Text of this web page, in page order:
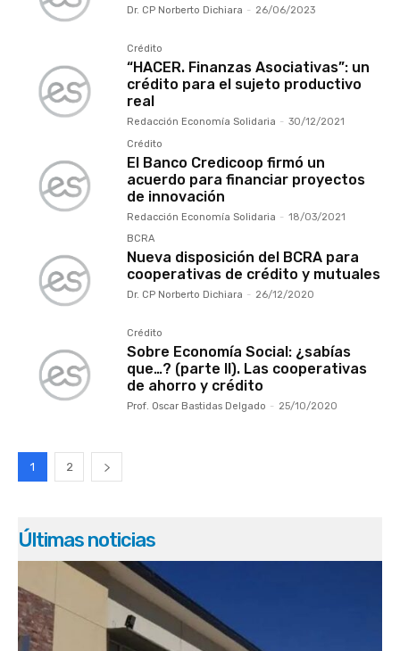
Dr. CP Norberto Dichiara - 26/06/2023
Crédito
“HACER. Finanzas Asociativas”: un
crédito para el sujeto productivo
real
Redacción Economía Solidaria - 30/12/2021
Crédito
El Banco Credicoop firmó un
acuerdo para financiar proyectos
de innovación
Redacción Economía Solidaria - 18/03/2021
BCRA
Nueva disposición del BCRA para
cooperativas de crédito y mutuales
Dr. CP Norberto Dichiara - 26/12/2020
Crédito
Sobre Economía Social: ¿sabías
que…? (parte II). Las cooperativas
de ahorro y crédito
Prof. Oscar Bastidas Delgado - 25/10/2020
1 2
Últimas noticias